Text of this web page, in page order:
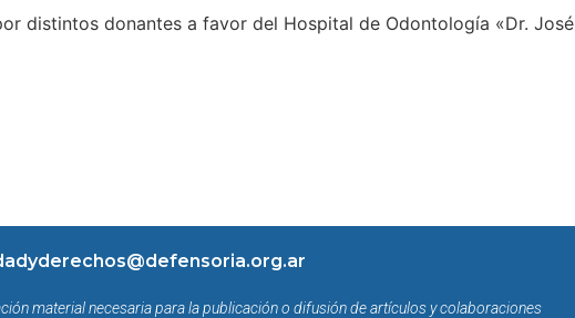
distintos donantes a favor del Hospital de Odontología «Dr. José
material necesaria para la publicación o difusión de artículos y colaboraciones